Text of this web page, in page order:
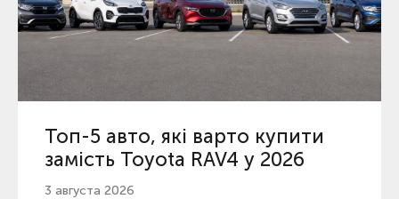
Топ-5 авто, які варто купити
замість Toyota RAV4 у 2026
3 августа 2026